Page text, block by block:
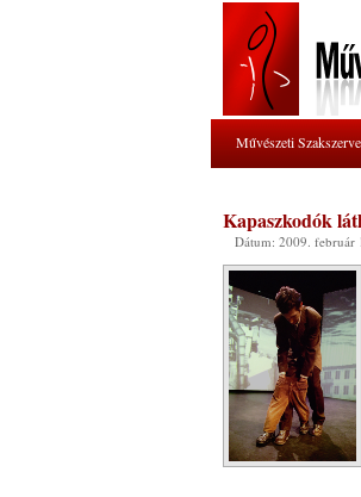
Művészeti
Kapaszkodók
Dátum: 2009. február